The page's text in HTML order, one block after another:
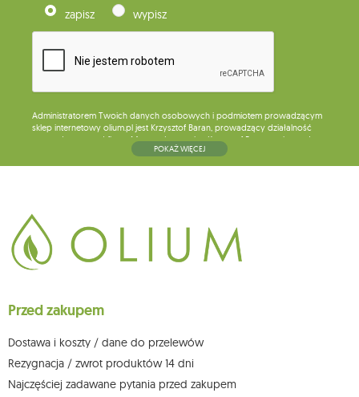
zapisz wypisz
Administratorem Twoich danych osobowych i podmiotem prowadzącym
sklep internetowy olium.pl jest Krzysztof Baran, prowadzący działalność
gospodarczą pod firmą: Mouton Interactive Krzysztof Baran wpisaną do
Centralnej Ewidencji i Informacji o Działalności Gospodarczej, adres
głównego miejsca wykonywania działalności w Siedlcach, ul. Starowiejska
Dane będą przetwarzane w celu wysyłki newslettera i przechowywane do
chwili rezygnacji z subskrypcji.
Przysługuje Ci prawo do żądania dostępu do swoich danych osobowych,
ich sprostowania, usunięcia, ograniczenia przetwarzania, wniesienia
sprzeciwu wobec przetwarzania swoich danych oraz prawo do
którego dokonano na podstawie zgody przed jej cofnięciem. W tym celu
możesz kontaktować się z działem obsługi klienta Mouton Interactive pod
Więcej informacji: www.mouton.pl/ODO
POKAŻ WIĘCEJ
Przed zakupem
Dostawa i koszty / dane do przelewów
Rezygnacja / zwrot produktów 14 dni
Najczęściej zadawane pytania przed zakupem